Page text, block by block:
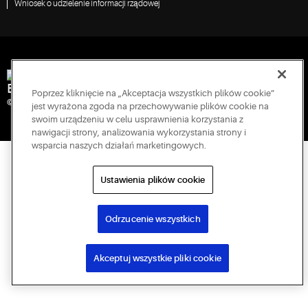
Wniosek o udzielenie informacji rządowej
Engineered for Sustainability
© 2026 Copeland LP. Wszelkie prawa zastrzeżone.
Poprzez kliknięcie na „Akceptacja wszystkich plików cookie”
jest wyrażona zgoda na przechowywanie plików cookie na
swoim urządzeniu w celu usprawnienia korzystania z
nawigacji strony, analizowania wykorzystania strony i
wsparcia naszych działań marketingowych.
Ustawienia plików cookie
Odrzucenie wszystkich
Akceptuj wszystkie pliki cookie